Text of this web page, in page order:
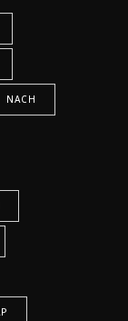
NACH